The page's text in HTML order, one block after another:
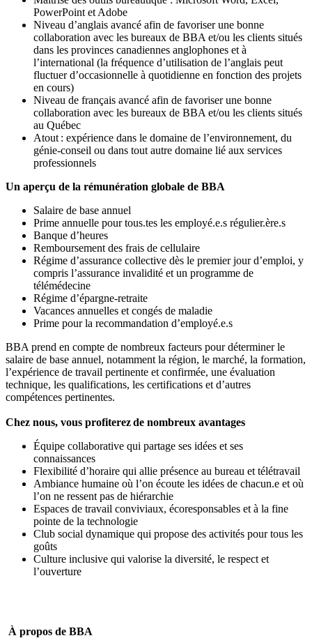
PowerPoint et Adobe
Niveau d’anglais avancé afin de favoriser une bonne
collaboration avec les bureaux de BBA et/ou les clients situés
dans les provinces canadiennes anglophones et à
l’international (la fréquence d’utilisation de l’anglais peut
fluctuer d’occasionnelle à quotidienne en fonction des projets
en cours)
Niveau de français avancé afin de favoriser une bonne
collaboration avec les bureaux de BBA et/ou les clients situés
au Québec
Atout : expérience dans le domaine de l’environnement, du
génie-conseil ou dans tout autre domaine lié aux services
professionnels
Un aperçu de la rémunération globale de BBA
Salaire de base annuel
Prime annuelle pour tous.tes les employé.e.s régulier.ère.s
Banque d’heures
Remboursement des frais de cellulaire
Régime d’assurance collective dès le premier jour d’emploi, y
compris l’assurance invalidité et un programme de
télémédecine
Régime d’épargne-retraite
Vacances annuelles et congés de maladie
Prime pour la recommandation d’employé.e.s
BBA prend en compte de nombreux facteurs pour déterminer le
salaire de base annuel, notamment la région, le marché, la formation,
l’expérience de travail pertinente et confirmée, une évaluation
technique, les qualifications, les certifications et d’autres
compétences pertinentes.
Chez nous, vous profiterez de nombreux avantages
Équipe collaborative qui partage ses idées et ses
connaissances
Flexibilité d’horaire qui allie présence au bureau et télétravail
Ambiance humaine où l’on écoute les idées de chacun.e et où
l’on ne ressent pas de hiérarchie
Espaces de travail conviviaux, écoresponsables et à la fine
pointe de la technologie
Club social dynamique qui propose des activités pour tous les
goûts
Culture inclusive qui valorise la diversité, le respect et
l’ouverture
À propos de BBA